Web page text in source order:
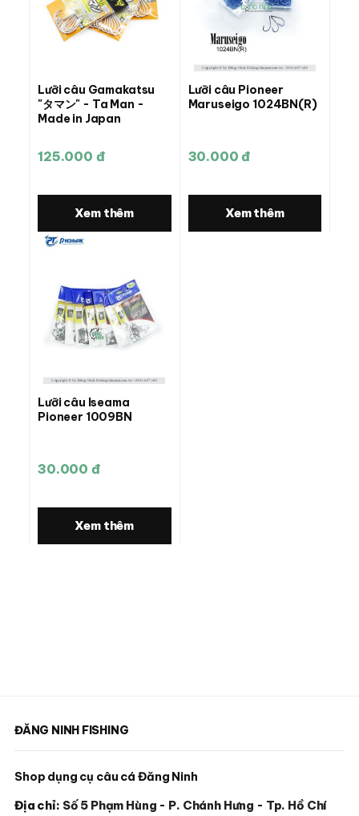
Lưỡi câu Gamakatsu
"タマン" - Ta Man -
Made in Japan
125.000 đ
Xem thêm
Lưỡi câu Pioneer
Maruseigo 1024BN(R)
30.000 đ
Xem thêm
Lưỡi câu Iseama
Pioneer 1009BN
30.000 đ
Xem thêm
ĐĂNG NINH FISHING
Shop dụng cụ câu cá Đăng Ninh
Địa chỉ: Số 5 Phạm Hùng - P. Chánh Hưng - Tp. Hồ Chí